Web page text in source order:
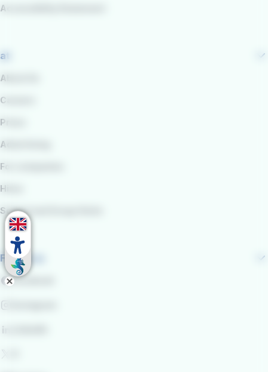
Accessibility Statement
at
About Us
Careers
Press
Advertising
For companies
Hires
School and Group Visits
Follow us
Facebook